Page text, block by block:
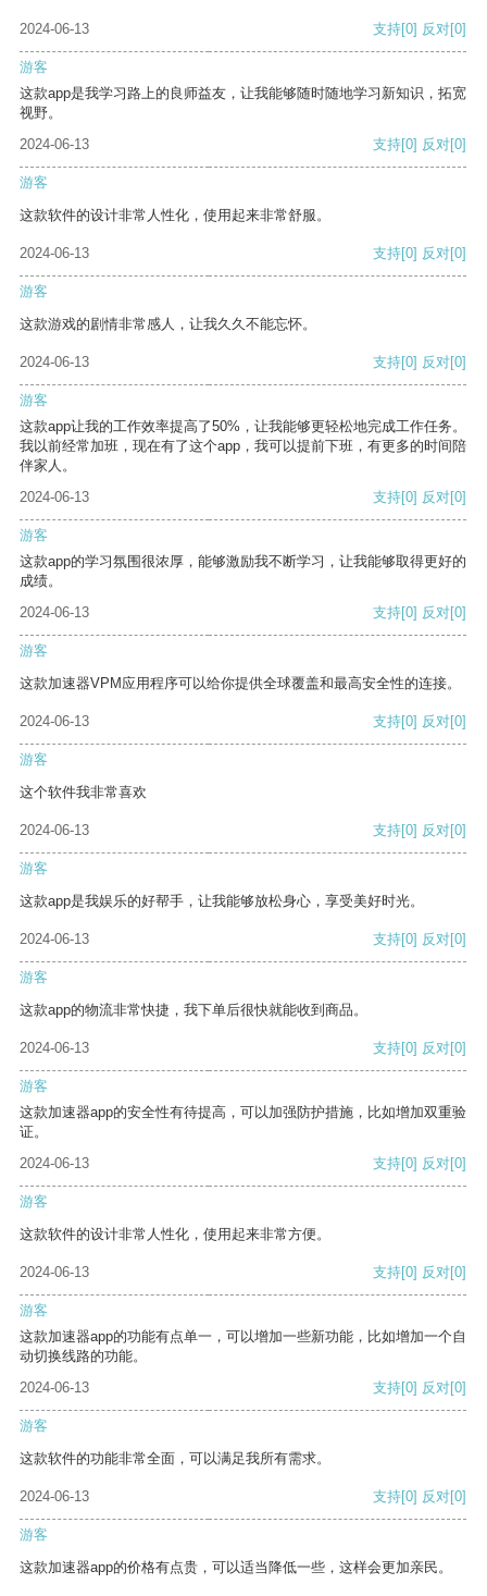
2024-06-13 支持[0] 反对[0]
游客
这款app是我学习路上的良师益友，让我能够随时随地学习新知识，拓宽
视野。
2024-06-13
支持[0] 反对[0]
游客
这款软件的设计非常人性化，使用起来非常舒服。
2024-06-13 支持[0] 反对[0]
游客
这款游戏的剧情非常感人，让我久久不能忘怀。
2024-06-13 支持[0] 反对[0]
游客
这款app让我的工作效率提高了50%，让我能够更轻松地完成工作任务。
我以前经常加班，现在有了这个app，我可以提前下班，有更多的时间陪
伴家人。
2024-06-13
支持[0] 反对[0]
游客
这款app的学习氛围很浓厚，能够激励我不断学习，让我能够取得更好的
成绩。
2024-06-13
支持[0] 反对[0]
游客
这款加速器VPM应用程序可以给你提供全球覆盖和最高安全性的连接。
2024-06-13 支持[0] 反对[0]
游客
这个软件我非常喜欢
2024-06-13 支持[0] 反对[0]
游客
这款app是我娱乐的好帮手，让我能够放松身心，享受美好时光。
2024-06-13 支持[0] 反对[0]
游客
这款app的物流非常快捷，我下单后很快就能收到商品。
2024-06-13 支持[0] 反对[0]
游客
这款加速器app的安全性有待提高，可以加强防护措施，比如增加双重验
证。
2024-06-13
支持[0] 反对[0]
游客
这款软件的设计非常人性化，使用起来非常方便。
2024-06-13 支持[0] 反对[0]
游客
这款加速器app的功能有点单一，可以增加一些新功能，比如增加一个自
动切换线路的功能。
2024-06-13
支持[0] 反对[0]
游客
这款软件的功能非常全面，可以满足我所有需求。
2024-06-13 支持[0] 反对[0]
游客
这款加速器app的价格有点贵，可以适当降低一些，这样会更加亲民。